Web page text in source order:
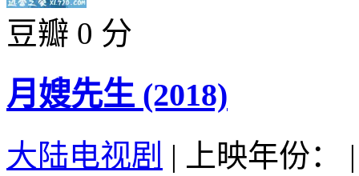
豆瓣 0 分
月嫂先生 (2018)
大陆电视剧 | 上映年份： |